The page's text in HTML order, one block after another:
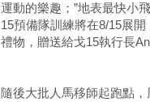
運動的樂趣；”地表最快小
15預備隊訓練將在8/15展
禮物，贈送給戈15執行長
隨後大批人馬移師起跑點